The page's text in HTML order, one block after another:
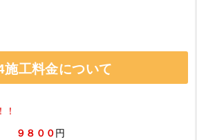
工料金について
９８００円